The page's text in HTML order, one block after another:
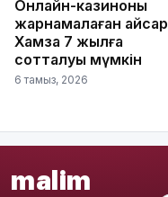
Онлайн-казиноны
жарнамалаған Қайсар
Хамза 7 жылға
сотталуы мүмкін
6 тамыз, 2026
malim